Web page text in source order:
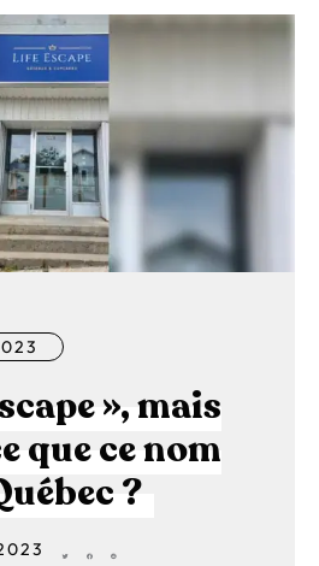
», mais
que ce nom
?